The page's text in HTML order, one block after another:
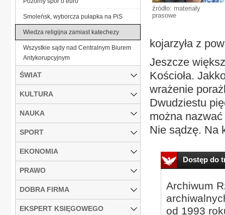
źródło: materiały
prasowe
kojarzyła z
Jeszcze
Kościoła.
wrażenie
Dwudziestu
można
Nie sądzę. Na
Dostęp do
Archiwum
od 1993
Smoleńsk, wyborcza pułapka na PiS
Wiedza religijna zamiast katechezy
Wszystkie sądy nad Centralnym Biurem
Antykorupcyjnym
ŚWIAT
KULTURA
NAUKA
SPORT
EKONOMIA
PRAWO
DOBRA FIRMA
EKSPERT KSIĘGOWEGO